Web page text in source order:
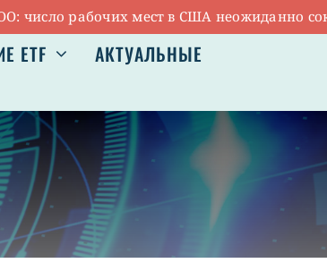
рабочих мест в США неожиданно
ETF
АКТУАЛЬНЫЕ